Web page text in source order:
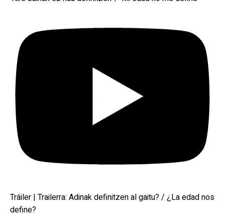
Tráiler | Trailerra: Adinak definitzen al gaitu? / ¿La edad nos
define?